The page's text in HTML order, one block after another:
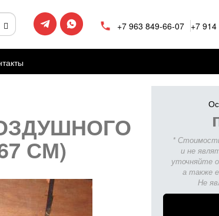
+7 963 849-66-07 +7
СМ)
*
и не
уточняйте
а также
Не